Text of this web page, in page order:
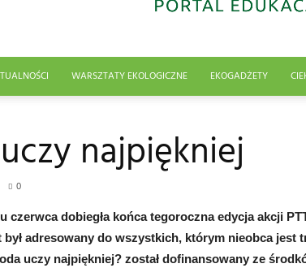
WARSZTATY EKOLOGICZNE EKOGADŻETY
najpiękniej
0
czerwca dobiegła końca tegoroczna edycja akcji
był adresowany do wszystkich, którym nieobca jest
uczy najpiękniej? został dofinansowany ze